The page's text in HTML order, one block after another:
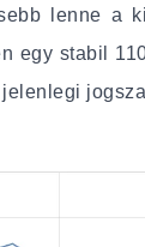
lenne a
egy stabil